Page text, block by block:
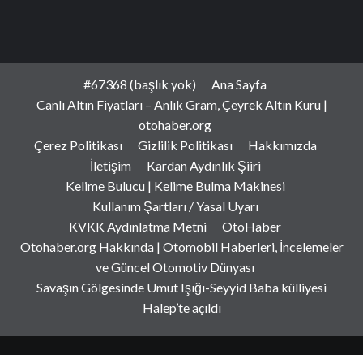
#67368 (başlık yok)
Ana Sayfa
Canlı Altın Fiyatları – Anlık Gram, Çeyrek Altın Kuru |
otohaber.org
Çerez Politikası
Gizlilik Politikası
Hakkımızda
İletişim
Kardan Aydınlık Şiiri
Kelime Bulucu | Kelime Bulma Makinesi
Kullanım Şartları / Yasal Uyarı
KVKK Aydınlatma Metni
OtoHaber
Otohaber.org Hakkında | Otomobil Haberleri, İncelemeler
ve Güncel Otomotiv Dünyası
Savaşın Gölgesinde Umut Işığı-Seyyid Baba külliyesi
Halep’te açıldı